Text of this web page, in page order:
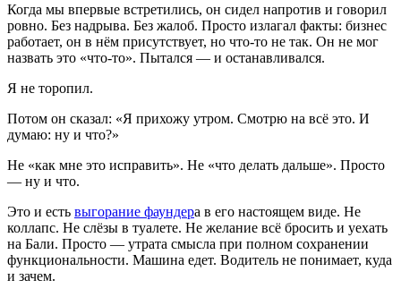
Когда мы впервые встретились, он сидел напротив и говорил
ровно. Без надрыва. Без жалоб. Просто излагал факты: бизнес
работает, он в нём присутствует, но что-то не так. Он не мог
назвать это «что-то». Пытался — и останавливался.
Я не торопил.
Потом он сказал: «Я прихожу утром. Смотрю на всё это. И
думаю: ну и что?»
Не «как мне это исправить». Не «что делать дальше». Просто
— ну и что.
Это и есть выгорание фаундера в его настоящем виде. Не
коллапс. Не слёзы в туалете. Не желание всё бросить и уехать
на Бали. Просто — утрата смысла при полном сохранении
функциональности. Машина едет. Водитель не понимает, куда
и зачем.